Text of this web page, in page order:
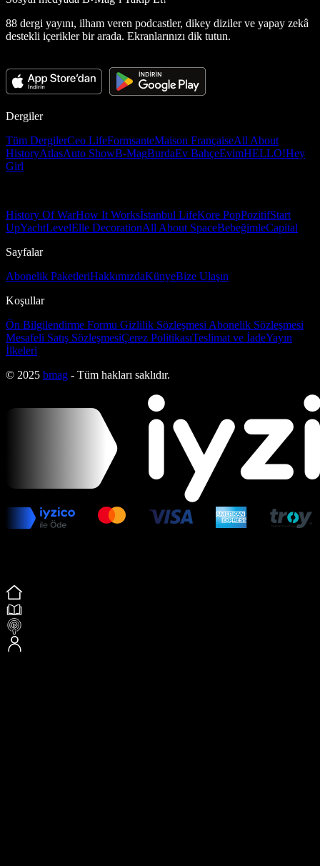
88 dergi yayını, ilham veren podcastler, dikey diziler ve yapay zekâ
destekli içerikler bir arada. Ekranlarınızı dik tutun.
Dergiler
Tüm DergilerCeo LifeFormsanteMaison FrançaiseAll About
HistoryAtlasAuto ShowB-MagBurdaEv BahçeEvimHELLO!Hey
Girl
History Of WarHow It Worksİstanbul LifeKore PopPozitifStart
UpYachtLevelElle DecorationAll About SpaceBebeğimleCapital
Sayfalar
Abonelik PaketleriHakkımızdaKünyeBize Ulaşın
Koşullar
Ön Bilgilendirme Formu Gizlilik Sözleşmesi Abonelik Sözleşmesi
Mesafeli Satış SözleşmesiÇerez PolitikasıTeslimat ve İadeYayın
İlkeleri
© 2025 bmag - Tüm hakları saklıdır.